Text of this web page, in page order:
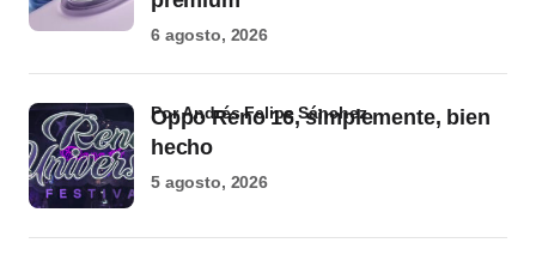
6 agosto, 2026
Oppo Reno 16, simplemente, bien
hecho
por Andrés Felipe Sánchez
5 agosto, 2026